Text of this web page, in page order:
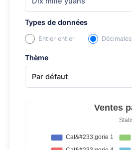
Types de données
Entier entier Décimales
Thème
Par défaut